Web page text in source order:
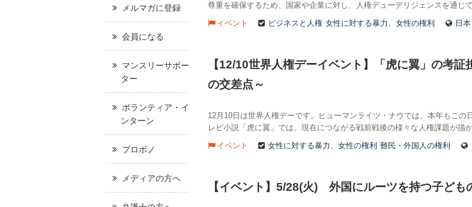
尊重を確保するため、国家や企業に対し、人権デューデリジェンスを通じ
イベント ビジネスと人権 女性に対する暴力、女性の権利 日本
【12/10世界人権デーイベント】「虎に翼」の考証
の交差点～
12月10日は世界人権デーです。ヒューマンライツ・ナウでは、本年もこ
レビ小説「虎に翼」では、現在につながる戦前戦後の様々な人権課題が描
イベント 女性に対する暴力、女性の権利 難民・外国人の権利
【イベント】5/28(火) 外国にルーツを持つ子ども
メルマガに登録
会員になる
マンスリーサポー
ター
ボランティア・イ
ンターン
プロボノ
メディアの方へ